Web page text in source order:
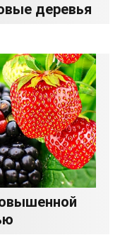
деревья